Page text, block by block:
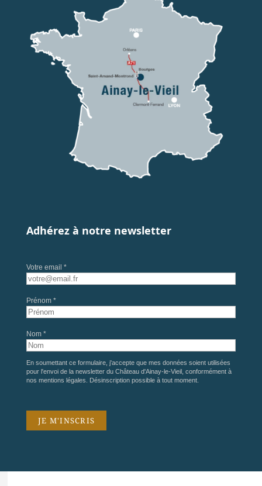
Adhérez à notre newsletter
Votre email *
Prénom *
Nom *
En soumettant ce formulaire, j'accepte que mes données soient utilisées
pour l'envoi de la newsletter du Château d'Ainay-le-Vieil, conformément à
nos mentions légales . Désinscription possible à tout moment.